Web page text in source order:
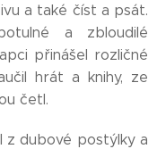
a také číst a psát.
a zbloudilé
přinášel rozličné
hrát a knihy, ze
četl.
z dubové postýlky a